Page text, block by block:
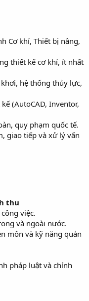
Cơ khí, Thiết bị nâng,
thiết kế cơ khí, ít nhất
hệ thống thủy lực,
(AutoCAD, Inventor,
quy phạm quốc tế.
giao tiếp và xử lý vấn
thu
việc.
và ngoài nước.
môn và kỹ năng quản
pháp luật và chính